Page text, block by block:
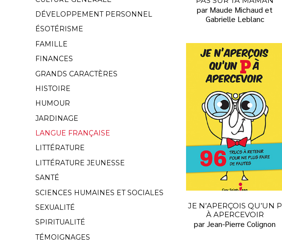
DÉVELOPPEMENT PERSONNEL
ÉSOTÉRISME
FAMILLE
FINANCES
GRANDS CARACTÈRES
HISTOIRE
HUMOUR
JARDINAGE
LANGUE FRANÇAISE
LITTÉRATURE
LITTÉRATURE JEUNESSE
SANTÉ
SCIENCES HUMAINES ET SOCIALES
SEXUALITÉ
SPIRITUALITÉ
TÉMOIGNAGES
par Maude Michaud et
Gabrielle Leblanc
JE N’APERÇOIS QU’UN P
À APERCEVOIR
par Jean-Pierre Colignon